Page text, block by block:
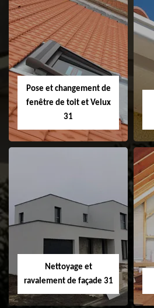
Couvreur 31
Pose et changement de
fenêtre de toit et Velux
31
Pose et
changement de
fenêtre de toit et
Velux 31
Nettoyage et
ravalement de façade 31